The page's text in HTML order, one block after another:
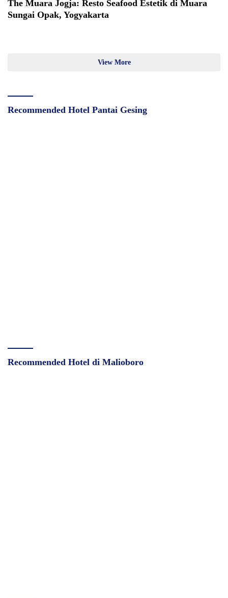
The Muara Jogja: Resto Seafood Estetik di Muara
Sungai Opak, Yogyakarta
View More
Recommended Hotel Pantai Gesing
Recommended Hotel di Malioboro